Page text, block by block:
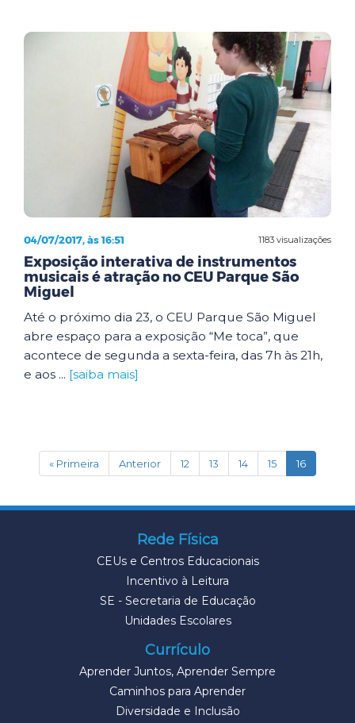
1183 visualizações
04/07/2017, às 16:51
Exposição interativa de instrumentos
musicais é atração no CEU Parque São
Miguel
Até o próximo dia 23, o CEU Parque São Miguel
abre espaço para a exposição “Me toca”, que
acontece de segunda a sexta-feira, das 7h às 21h,
e aos ... [saiba mais]
« Primeira Anterior 12 13 14 15 16(current)
Rede Física
CEUs e Centros Educacionais
Incentivo à Leitura
SE - Secretaria de Educação
Unidades Escolares
Currículo
Aprender Juntos, Aprender Sempre
Caminhos para Aprender
Diversidade e Inclusão